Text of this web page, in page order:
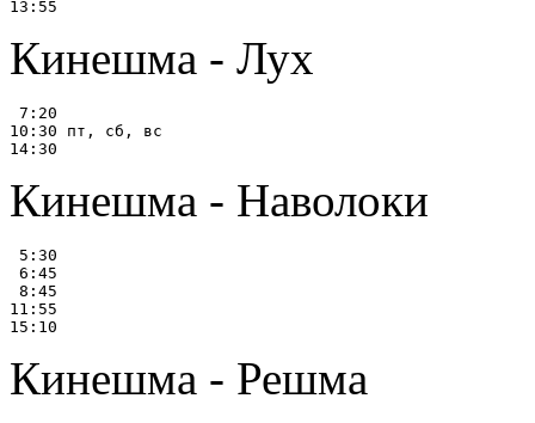
Кинешма - Лух
7:20
10:30 пт, сб, вс
Кинешма - Наволоки
5:30
6:45
8:45
11:55
Кинешма - Решма